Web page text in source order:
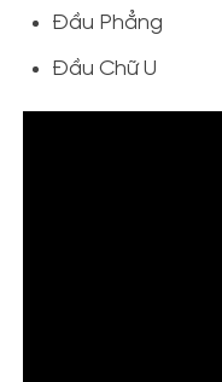
Đầu Phẳng
Đầu Chữ U